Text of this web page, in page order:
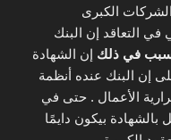
الكبرى
التعاقد إن البنك
في ذلك إن الشهادة
إن البنك عنده أنظمة
الأعمال . حتى في
بالشهادة بيكون دايمًا